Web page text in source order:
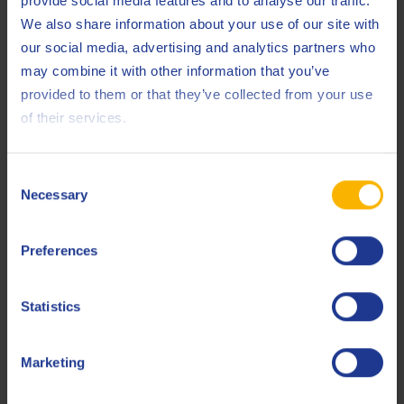
We also share information about your use of our site with
our social media, advertising and analytics partners who
may combine it with other information that you’ve
provided to them or that they’ve collected from your use
of their services.
Selection
Necessary
Preferences
Statistics
Marketing
exploitants pour réduire les coûts de maintenance.
Approbation de Caterpillar
À la suite des résultats positifs de ce test terrain réalisé en
TCG et Caterpillar CG avec une concentration accrue de
polluant. Caterpillar inclura cette homolgation dans la
TR2105 « Préconisation pour huile de lubrification ».